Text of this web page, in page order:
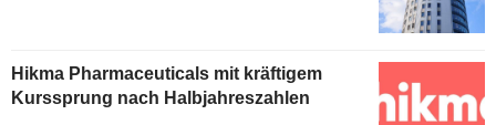
Hikma Pharmaceuticals mit kräftigem
Kurssprung nach Halbjahreszahlen